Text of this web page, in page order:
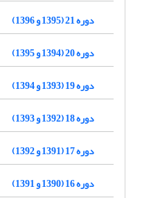
دوره 21 (1395 و 1396)
دوره 20 (1394 و 1395)
دوره 19 (1393 و 1394)
دوره 18 (1392 و 1393)
دوره 17 (1391 و 1392)
دوره 16 (1390 و 1391)